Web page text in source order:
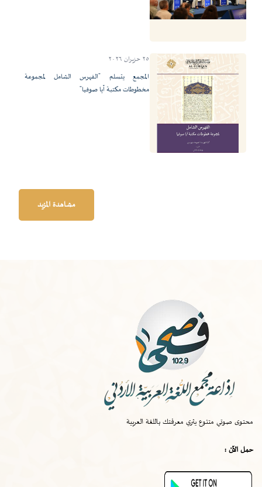
٢٥ حزيران ٢٠٢٦
المجمع يتسلم "الفهرس الشامل لمجموعة
مخطوطات مكتبة آيا صوفيا"
مشاهدة المزيد
محتوى صوتي متنوع يثري معرفتك باللغة العربية
حمل الآن :
الخميس ١٠:٠٠ ص
الخميس